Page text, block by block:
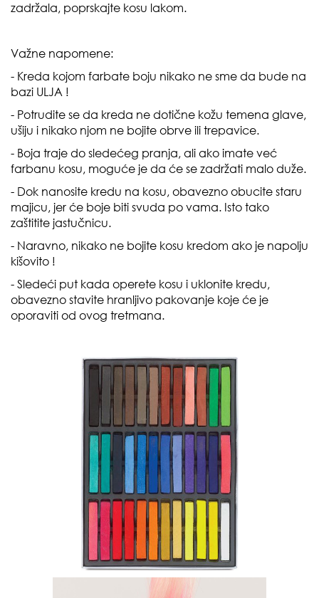
zadržala, poprskajte kosu lakom.
Važne napomene:
- Kreda kojom farbate boju nikako ne sme da bude na
bazi ULJA !
- Potrudite se da kreda ne dotične kožu temena glave,
ušiju i nikako njom ne bojite obrve ili trepavice.
- Boja traje do sledećeg pranja, ali ako imate već
farbanu kosu, moguće je da će se zadržati malo duže.
- Dok nanosite kredu na kosu, obavezno obucite staru
majicu, jer će boje biti svuda po vama. Isto tako
zaštitite jastučnicu.
- Naravno, nikako ne bojite kosu kredom ako je napolju
kišovito !
- Sledeći put kada operete kosu i uklonite kredu,
obavezno stavite hranljivo pakovanje koje će je
oporaviti od ovog tretmana.